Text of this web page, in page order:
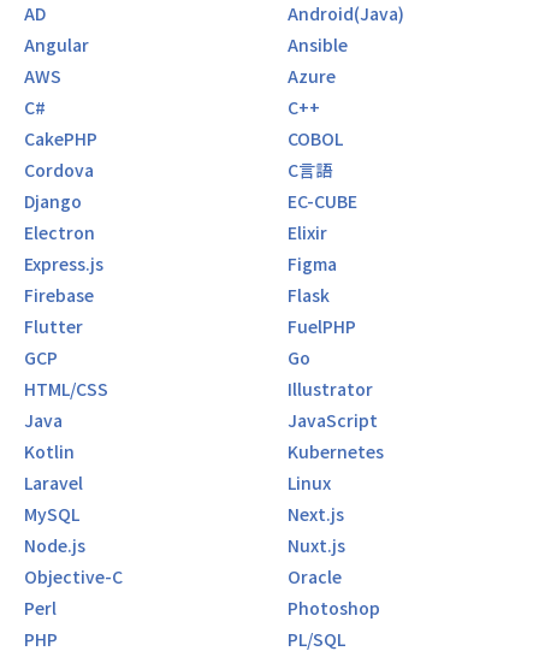
AD
Android(Java)
Angular
Ansible
AWS
Azure
C#
C++
CakePHP
COBOL
Cordova
C言語
Django
EC-CUBE
Electron
Elixir
Express.js
Figma
Firebase
Flask
Flutter
FuelPHP
GCP
Go
HTML/CSS
Illustrator
Java
JavaScript
Kotlin
Kubernetes
Laravel
Linux
MySQL
Next.js
Node.js
Nuxt.js
Objective-C
Oracle
Perl
Photoshop
PHP
PL/SQL